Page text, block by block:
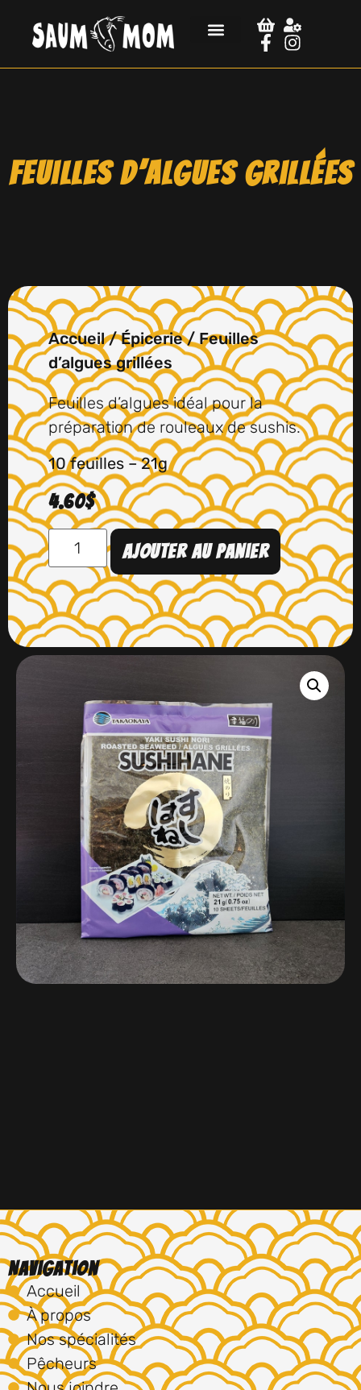
Feuilles d’algues grillées
Accueil/Épicerie/ Feuilles
d’algues grillées
Feuilles d’algues idéal pour la
préparation de rouleauxde sushis.
10 feuilles – 21g
4.60$
Ajouter au panier
Navigation
Accueil
À propos
Nos spécialités
Pêcheurs